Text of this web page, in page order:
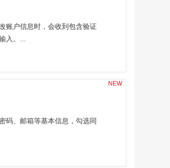
账户信息时，会收到包含验证
入。...
码、邮箱等基本信息，勾选同
NEW